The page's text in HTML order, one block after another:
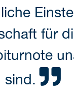
für
sind.